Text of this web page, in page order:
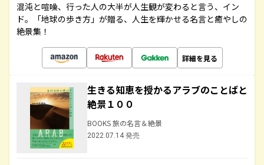
混沌と喧噪、行った人の大半が人生観が変わると言う、イン
ド。「地球の歩き方」が贈る、人生を輝かせる名言と癒やしの
絶景集！
詳細を見る
生きる知恵を授かるアラブのことばと
絶景１００
BOOKS 旅の名言＆絶景
2022.07.14 発売